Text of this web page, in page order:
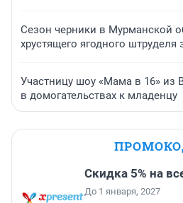
Сезон черники в Мурманской
хрустящего ягодного штруделя
Участницу шоу «Мама в 16» из
в домогательствах к младенцу
Скидка 5% на
До 1 января, 2027